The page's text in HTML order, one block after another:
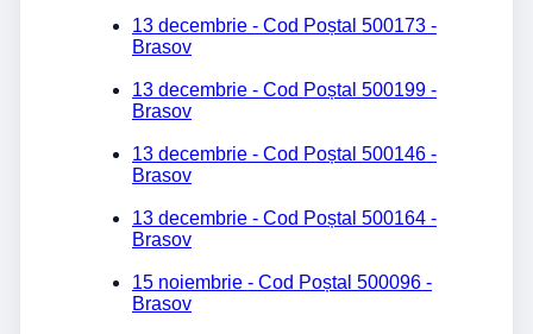
13 decembrie - Cod Poștal 500173 -
Brasov
13 decembrie - Cod Poștal 500199 -
Brasov
13 decembrie - Cod Poștal 500146 -
Brasov
13 decembrie - Cod Poștal 500164 -
Brasov
15 noiembrie - Cod Poștal 500096 -
Brasov